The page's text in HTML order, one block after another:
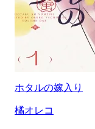
ホタルの嫁入り
橘オレコ